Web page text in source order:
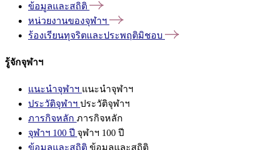
ข้อมูลและสถิติ
หน่วยงานของจุฬาฯ
ร้องเรียนทุจริตและประพฤติมิชอบ
รู้จักจุฬาฯ
แนะนำจุฬาฯ แนะนำจุฬาฯ
ประวัติจุฬาฯ ประวัติจุฬาฯ
ภารกิจหลัก ภารกิจหลัก
จุฬาฯ 100 ปี จุฬาฯ 100 ปี
ข้อมูลและสถิติ ข้อมูลและสถิติ